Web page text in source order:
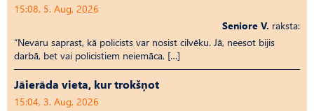
15:08, 5. Aug, 2026
Seniore V. raksta:
“Nevaru saprast, kā policists var nosist cilvēku. Jā, neesot bijis
darbā, bet vai policistiem neiemāca, […]
Jāierāda vieta, kur trokšņot
15:04, 3. Aug, 2026